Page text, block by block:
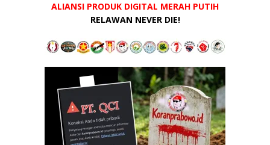
ALIANSI PRODUK DIGITAL MERAH PUTIH
RELAWAN NEVER DIE!